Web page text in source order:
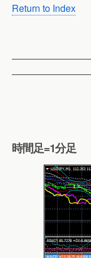
Return to Index
時間足=1分足